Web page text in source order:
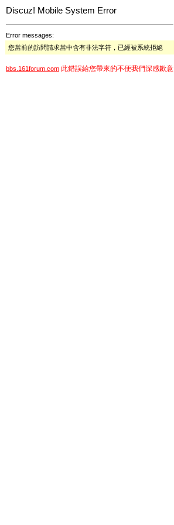
Discuz! Mobile System Error
Error messages:
您當前的訪問請求當中含有非法字符，已經被系統拒絕
bbs.161forum.com 此錯誤給您帶來的不便我們深感歉意